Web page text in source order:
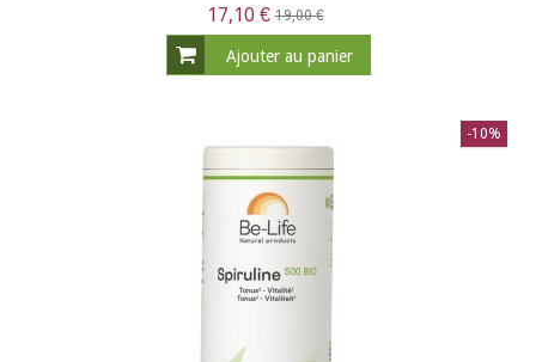
17,10 €19,00 €
Ajouter au panier
-10%